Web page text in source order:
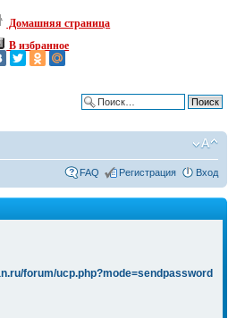
Домашняя страница
В избранное
FAQ Регистрация Вход
forum/ucp.php?mode=sendpassword